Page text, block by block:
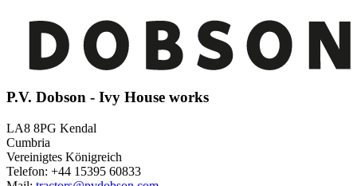
P.V. Dobson - Ivy House works
LA8 8PG Kendal
Cumbria
Vereinigtes Königreich
Telefon: +44 15395 60833